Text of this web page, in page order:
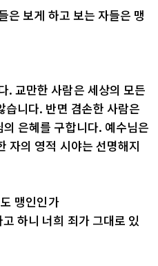
은 보게 하고 보는 자들은 맹
. 교만한 사람은 세상의 모든
습니다. 반면 겸손한 사람은
은혜를 구합니다. 예수님은
자의 영적 시야는 선명해지
맹인인가
하니 너희 죄가 그대로 있